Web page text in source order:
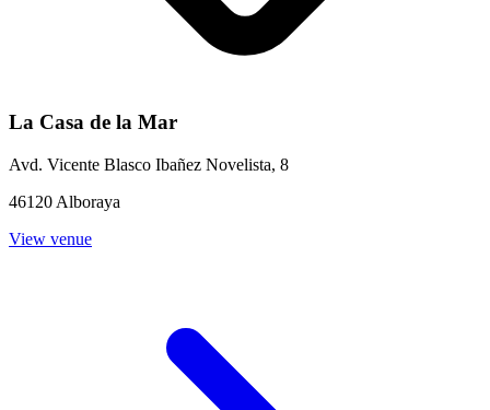
La Casa de la Mar
Avd. Vicente Blasco Ibañez Novelista, 8
46120 Alboraya
View venue